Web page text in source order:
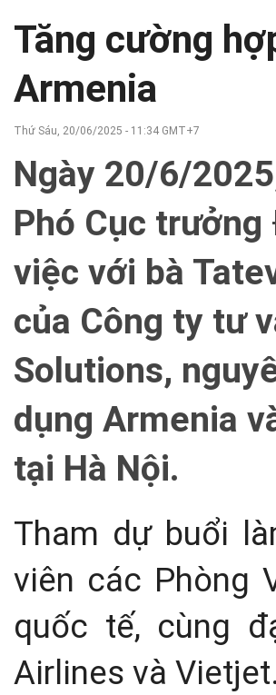
Tăng cường
Armenia
Thứ Sáu, 20/06/2025 - 11:34 GMT+7
Ngày 20/6/
Phó Cục
việc với bà
của Công ty tư
Solutions,
dụng Armenia
tại Hà Nội.
Tham dự buổi
viên các Phòng
quốc tế, cùng
Airlines và Vietjet.